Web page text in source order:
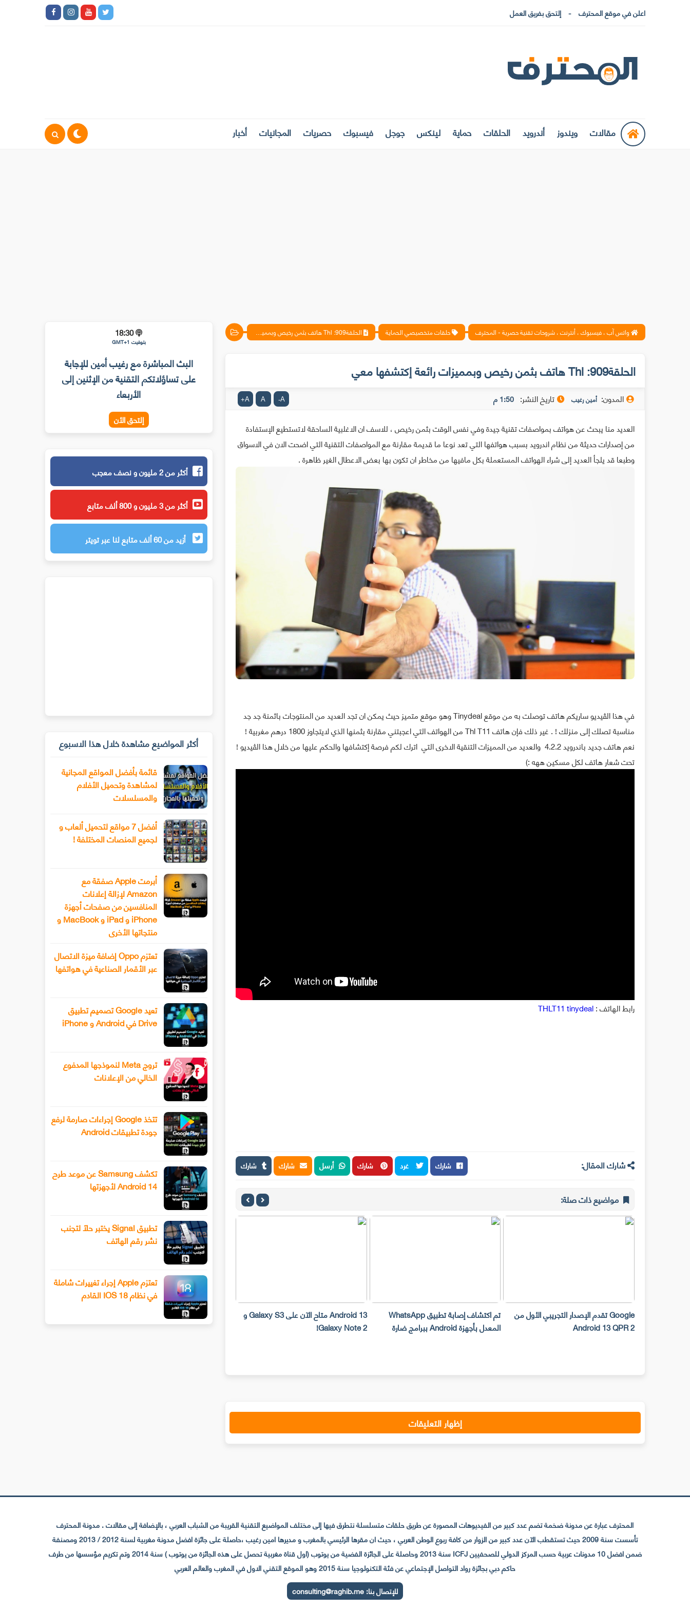
اعلن في موقع المحترف إلتحق بفريق العمل
مقالات ويندوز أندرويد الحلقات حماية لينكس جوجل فيسبوك حصريات المجانيات أخبار
واتس آب ، فيسبوك ، أنترنت ، شروحات تقنية حصرية - المحترف حلقات متخصيصي الحماية الحلقة909: Thl هاتف بثمن رخيص وبمميزات رائعة إكتشفها معي
الحلقة909: Thl هاتف بثمن رخيص وبمميزات رائعة إكتشفها معي
المدون: أمين رغيب تاريخ النشر: 1:50 م A
-
A
A
+
العديد منا يبحث عن هواتف بمواصفات تقنية جيدة وفي نفس الوقت بثمن رخيص ، للاسف ان الاغلبية الساحقة لاتستطيع الإستفادة
من إصدارات حديثة من نظام اندرويد بسبب هواتفها التي تعد نوعا ما قديمة مقارنة مع المواصفات التقنية التي اضحت الان في الاسواق
وطبعا قد يلجأ العديد إلى شراء الهواتف المستعملة بكل مافيها من مخاطر ان تكون بها بعض الاعطال الغير ظاهرة .
في هذا الڤيديو ساريكم هاتف توصلت به من موقع Tinydeal وهو موقع متميز حيث يمكن ان تجد العديد من المنتوجات باثمنة جد جد
مناسبة تصلك إلى منزلك ! . غير ذلك فإن هاتف Thl T11 من الهواتف التي اعجبتني مقارنة بثمنها الذي لايتجاوز 1800 درهم مغربية !
نعم هاتف جديد باندرويد 4.2.2 والعديد من المميزات التنقية الاخرى التي اترك لكم فرصة إكتشافها والحكم عليها من خلال هذا الڤيديو !
تحت شعار هاتف لكل مسكين ههه :)
رابط الهاتف :THLT11 tinydeal
شارك المقال: شارك غرد شارك أرسل شارك شارك
مواضيع ذات صلة:
Google تقدم الإصدار التجريبي الأول من
Android 13 QPR 2
تم اكتشاف إصابة تطبيق WhatsApp
المعدل بأجهزة Android ببرامج ضارة
Android 13 متاح الآن على Galaxy S3 و
Galaxy Note 2!
ستصبح إزالة معلوماتك الشخصية من نتائج
إظهار التعليقات
18:30
بتوقيت GMT+1
البث المباشرة مع رغيب أمين للإجابة
على تساؤلاتكم التقنية من الإثنين إلى
الأربعاء
إلتحق الأن
أكثر من 2 مليون و نصف معجب
أكثر من 3 مليون و 800 ألف متابع
أزيد من 60 ألف متابع لنا عبر تويتر
أكثر المواضيع مشاهدة خلال هذا الاسبوع
قائمة بأفضل المواقع المجانية
لمشاهدة وتحميل الأفلام
والمسلسلات
أفضل 7 مواقع لتحميل ألعاب و
لجميع المنصات المختلفة !
أبرمت Apple صفقة مع
Amazon لإزالة إعلانات
المنافسين من صفحات أجهزة
iPhone و iPad و MacBook و
منتجاتها الأخرى
تعتزم Oppo إضافة ميزة الاتصال
عبر الأقمار الصناعية في هواتفها
تعيد Google تصميم تطبيق
Drive في Android و iPhone
تروج Meta لنموذجها المدفوع
الخالي من الإعلانات
تتخذ Google إجراءات صارمة لرفع
جودة تطبيقات Android
تكشف Samsung عن موعد طرح
Android 14 لأجهزتها
تطبيق Signal يختبر حلًا لتجنب
نشر رقم الهاتف
تعتزم Apple إجراء تغييرات شاملة
في نظام IOS 18 القادم
المحترف عبارة عن مدونة ضخمة تضم عدد كبير من الفيديوهات المصورة عن طريق حلقات متسلسلة نتطرق فيها إلى مختلف المواضيع التقنية القريبة من الشباب العربي ، بالإضافة إلى مقالات . مدونة المحترف
تأسست سنة 2009 حيث تستقطب الآن عدد كبير من الزوار من كافة ربوع الوطن العربي ، حيث ان مقرها الرئيسي بالمغرب و مديرها امين رغيب ،حاصلة على جائزة افضل مدونة مغربية لسنة 2012 / 2013 ومصنفة
ضمن افضل 10 مدونات عربية حسب المركز الدولي للصحفيين ICFJ سنة 2013 وحاصلة على الجائزة الفضية من يوتوب (اول قناة مغربية تحصل على هذه الجائزة من يوتوب ) سنة 2014 وتم تكريم مؤسسها من طرف
حاكم دبي بجائزة رواد التواصل الإجتماعي عن فئة التكنولوجيا سنة 2015 وهو الموقع التقني الاول في المغرب والعالم العربي
للإتصال بنا:consulting@raghib.me